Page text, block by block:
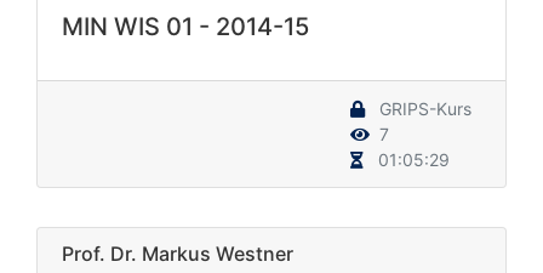
MIN WIS 01 - 2014-15
GRIPS-Kurs
7
01:05:29
Prof. Dr. Markus Westner